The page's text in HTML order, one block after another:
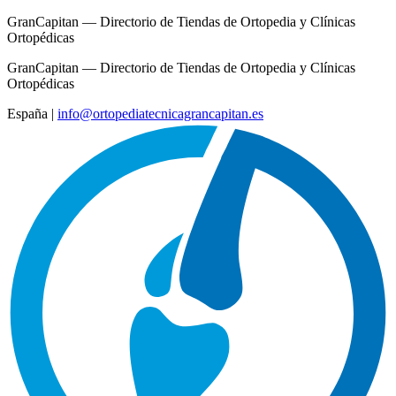
GranCapitan — Directorio de Tiendas de Ortopedia y Clínicas
Ortopédicas
GranCapitan — Directorio de Tiendas de Ortopedia y Clínicas
Ortopédicas
España | info@ortopediatecnicagrancapitan.es